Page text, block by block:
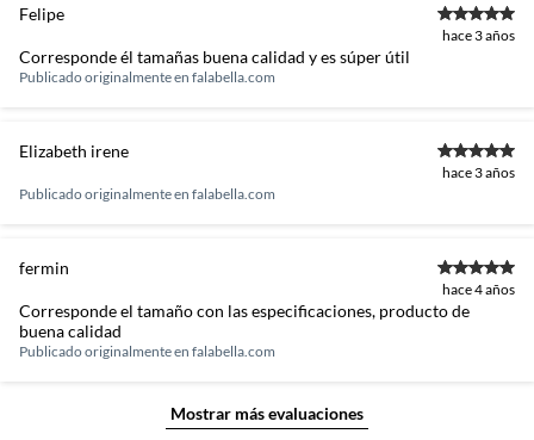
Felipe
hace 3 años
Corresponde él tamañas buena calidad y es súper útil
Publicado originalmente en falabella.com
Elizabeth irene
hace 3 años
Publicado originalmente en falabella.com
fermin
hace 4 años
Corresponde el tamaño con las especificaciones, producto de
buena calidad
Publicado originalmente en falabella.com
Mostrar más evaluaciones